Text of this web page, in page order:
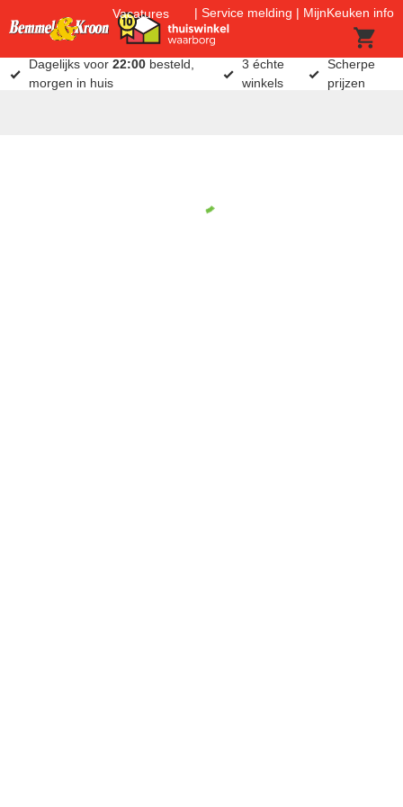
Vacatures Service melding MijnKeuken info
Dagelijks voor22:00 besteld,
morgen in huis
3 échte
winkels
Scherpe
prijzen